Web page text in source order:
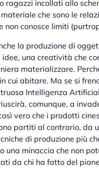
ragazzi incollati allo
che sono le
conosce limiti
la produzione di
una creatività che
materializzare.
cui abitare. Ma se si
Intelligenza
comunque, a
vero che i prodotti
partiti al contrario, da
di produzione più
una minaccia che non
da chi ha fatto del